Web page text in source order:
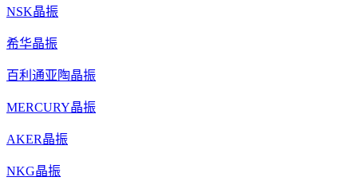
NSK晶振
希华晶振
百利通亚陶晶振
MERCURY晶振
AKER晶振
NKG晶振